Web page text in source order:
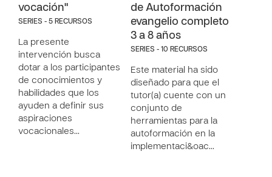
vocación"
SERIES - 5 RECURSOS
La presente
intervención busca
dotar a los participantes
de conocimientos y
habilidades que los
ayuden a definir sus
aspiraciones
vocacionales…
de Autoformación
evangelio completo
3 a 8 años
SERIES - 10 RECURSOS
Este material ha sido
diseñado para que el
tutor(a) cuente con un
conjunto de
herramientas para la
autoformación en la
implementaci&oac…